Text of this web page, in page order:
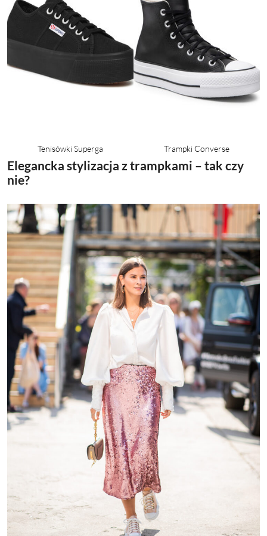
Tenisówki Superga Trampki Converse
Elegancka stylizacja z trampkami – tak czy
nie?